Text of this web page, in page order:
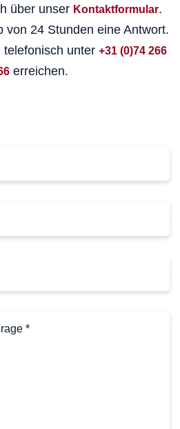
über unser Kontaktformular.
von 24 Stunden eine Antwort.
telefonisch unter +31 (0)74 266
erreichen.